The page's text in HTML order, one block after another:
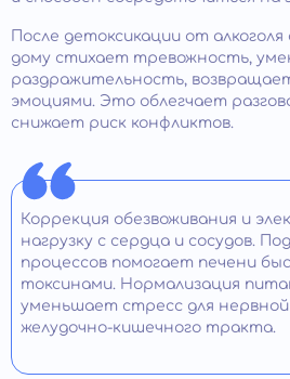
После детоксикации от
дому стихает тревожность,
раздражительность,
эмоциями. Это облегчает
снижает риск конфликтов.
Коррекция обезвоживания и
нагрузку с сердца и сосудов.
процессов помогает печени
токсинами. Нормализация
уменьшает стресс для
желудочно-кишечного тракта.